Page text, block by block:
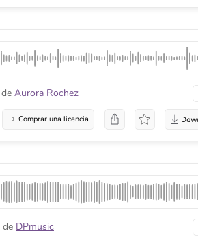
de Aurora Rochez
Comprar una licencia
de DPmusic